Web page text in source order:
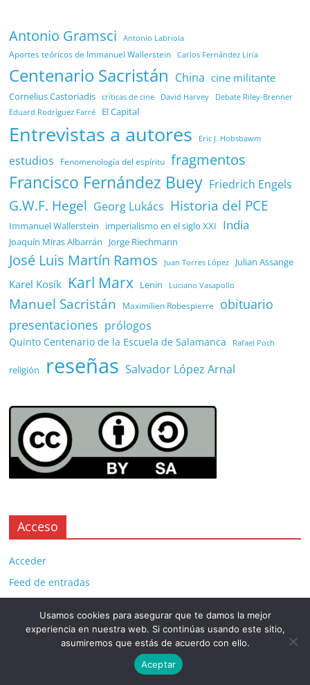
Antonio Gramsci Antonio Labriola
Aportes teóricos de Immanuel Wallerstein Carlos Fernández Liria
Centenario Sacristán China cine militante
Cornelius Castoriadis críticas de cine David Harvey Debate Riley-Brenner
Eduard Rodríguez Farré El Capital
Entrevistas a autores Eric J. Hobsbawm
estudios Fenomenología del espíritu fragmentos
Francisco Fernández Buey Friedrich Engels
G.W.F. Hegel Georg Lukács Historia del PCE
Immanuel Wallerstein imperialismo en el siglo XXI India
Joaquín Miras Albarrán Jorge Riechmann
José Luis Martín Ramos Juan Torres López Julian Assange
Karel Kosík Karl Marx Lenin Luciano Vasapollo
Manuel Sacristán Maximilien Robespierre
obituario
presentaciones prólogos
Quinto Centenario de la Escuela de Salamanca Rafael Poch
religión reseñas Salvador López Arnal
Acceso
Acceder
Feed de entradas
WordPress.org
Usamos cookies para asegurar que te damos la mejor
experiencia en nuestra web. Si continúas usando este sitio,
asumiremos que estás de acuerdo con ello.
Aceptar